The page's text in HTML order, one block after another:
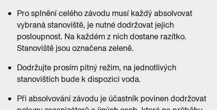
Pro splnění celého závodu musí každý absolvovat
vybraná stanoviště, je nutné dodržovat jejich
posloupnost. Na každém z nich dostane razítko.
Stanoviště jsou označena zeleně.
Dodržujte prosím pitný režim, na jednotlivých
stanovištích bude k dispozici voda.
Při absolvování závodu je účastník povinen dodržovat